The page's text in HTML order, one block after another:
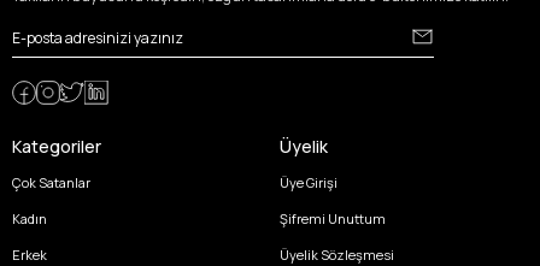
Kategoriler
Çok Satanlar
Kadın
Erkek
Üyelik
Üye Girişi
Şifremi Unuttum
Üyelik Sözleşmesi